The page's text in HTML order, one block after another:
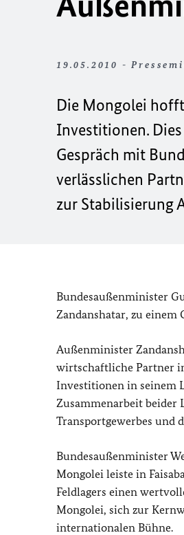
19.05.2010 -
Die Mongolei
Investitionen.
Gespräch mit
verlässlichen
zur Stabilisierung
Bundesaußenminister
Zandanshatar, zu einem
Außenminister
wirtschaftliche Partner
Investitionen in seinem
Zusammenarbeit beider
Transportgewerbes und
Bundesaußenminister
Mongolei leiste in
Feldlagers einen
Mongolei, sich zur
internationalen Bühne.